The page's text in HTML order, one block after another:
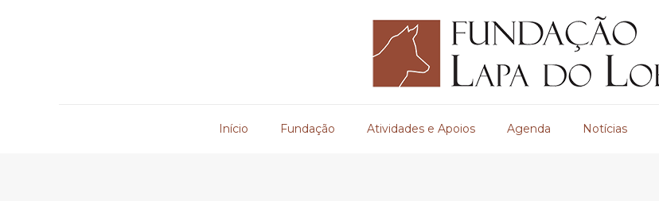
Início Fundação Atividades e Apoios Agenda Notícias